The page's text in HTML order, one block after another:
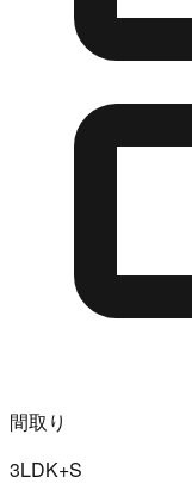
間取り
3LDK+S